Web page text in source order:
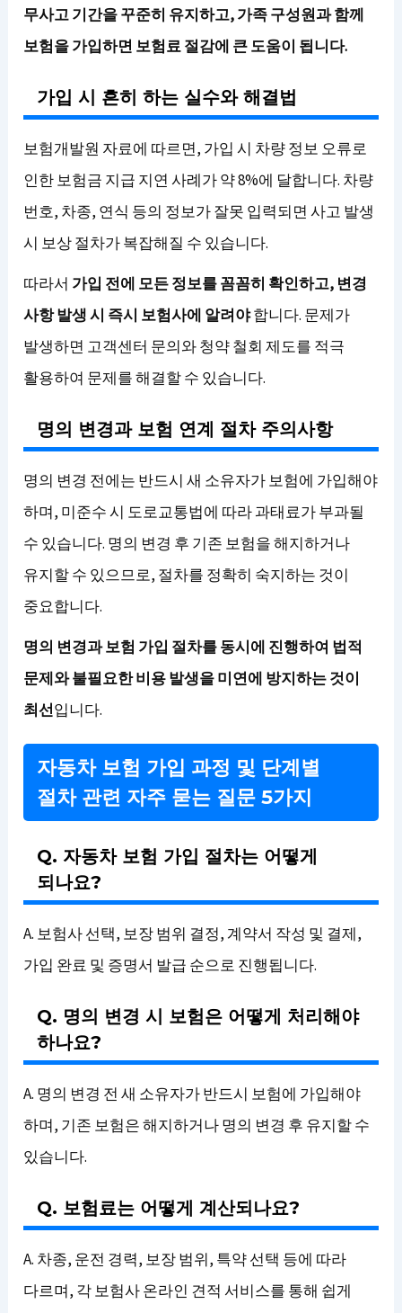
무사고 기간을 꾸준히 유지하고, 가족 구성원과 함께
보험을 가입하면 보험료 절감에 큰 도움이 됩니다.
가입 시 흔히 하는 실수와 해결법
보험개발원 자료에 따르면, 가입 시 차량 정보 오류로
인한 보험금 지급 지연 사례가 약 8%에 달합니다. 차량
번호, 차종, 연식 등의 정보가 잘못 입력되면 사고 발생
시 보상 절차가 복잡해질 수 있습니다.
따라서 가입 전에 모든 정보를 꼼꼼히 확인하고, 변경
사항 발생 시 즉시 보험사에 알려야합니다. 문제가
발생하면 고객센터 문의와 청약 철회 제도를 적극
활용하여 문제를 해결할 수 있습니다.
명의 변경과 보험 연계 절차 주의사항
명의 변경 전에는 반드시 새 소유자가 보험에 가입해야
하며, 미준수 시 도로교통법에 따라 과태료가 부과될
수 있습니다. 명의 변경 후 기존 보험을 해지하거나
유지할 수 있으므로, 절차를 정확히 숙지하는 것이
중요합니다.
명의 변경과 보험 가입 절차를 동시에 진행하여 법적
문제와 불필요한 비용 발생을 미연에 방지하는 것이
최선입니다.
자동차 보험 가입 과정 및 단계별
절차 관련 자주 묻는 질문 5가지
Q. 자동차 보험 가입 절차는 어떻게
되나요?
A. 보험사 선택, 보장 범위 결정, 계약서 작성 및 결제,
가입 완료 및 증명서 발급 순으로 진행됩니다.
Q. 명의 변경 시 보험은 어떻게 처리해야
하나요?
A. 명의 변경 전 새 소유자가 반드시 보험에 가입해야
하며, 기존 보험은 해지하거나 명의 변경 후 유지할 수
있습니다.
Q. 보험료는 어떻게 계산되나요?
A. 차종, 운전 경력, 보장 범위, 특약 선택 등에 따라
다르며, 각 보험사 온라인 견적 서비스를 통해 쉽게